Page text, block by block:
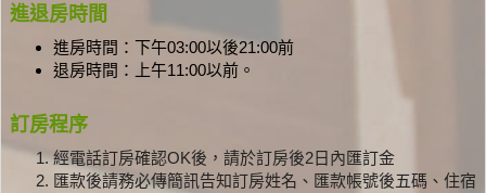
進退房時間
進房時間：下午03:00以後21:00前
退房時間：上午11:00以前。
訂房程序
經電話訂房確認OK後，請於訂房後2日內匯訂金
匯款後請務必傳簡訊告知訂房姓名、匯款帳號後五碼、住宿